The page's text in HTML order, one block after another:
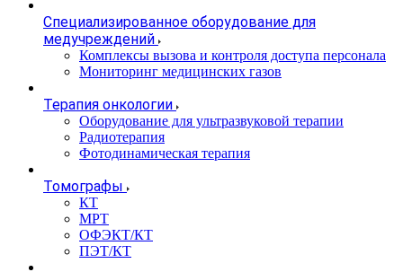
Специализированное оборудование для
медучреждений
Комплексы вызова и контроля доступа персонала
Мониторинг медицинских газов
Терапия онкологии
Оборудование для ультразвуковой терапии
Радиотерапия
Фотодинамическая терапия
Томографы
КТ
МРТ
ОФЭКТ/КТ
ПЭТ/КТ